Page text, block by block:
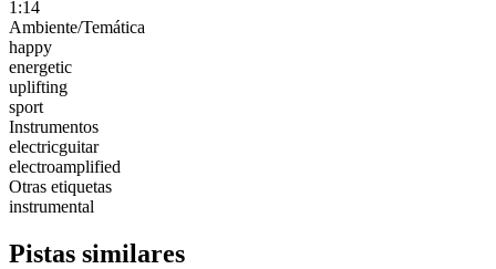
1:14
Ambiente/Temática
happy
energetic
uplifting
sport
Instrumentos
electricguitar
electroamplified
Otras etiquetas
instrumental
Pistas similares